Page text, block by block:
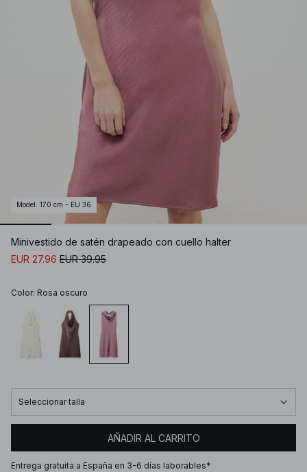
Model : 170 cm - EU 36
Minivestido de satén drapeado con cuello halter
EUR 27.96 EUR 39.95
Color: Rosa oscuro
Seleccionar talla
AÑADIR AL CARRITO
Entrega gratuita a España en 3-6 días laborables*